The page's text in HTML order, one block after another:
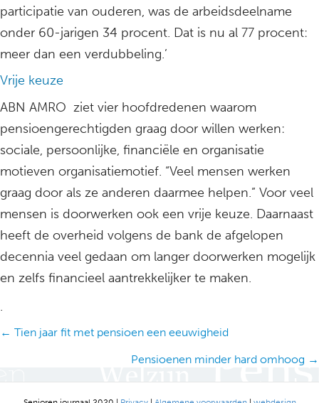
participatie van ouderen, was de arbeidsdeelname
onder 60-jarigen 34 procent. Dat is nu al 77 procent:
meer dan een verdubbeling.’
Vrije keuze
ABN AMRO ziet vier hoofdredenen waarom
pensioengerechtigden graag door willen werken:
sociale, persoonlijke, financiële en organisatie
motieven organisatiemotief. “Veel mensen werken
graag door als ze anderen daarmee helpen.” Voor veel
mensen is doorwerken ook een vrije keuze. Daarnaast
heeft de overheid volgens de bank de afgelopen
decennia veel gedaan om langer doorwerken mogelijk
en zelfs financieel aantrekkelijker te maken.
.
Posts
← Tien jaar fit met pensioen een eeuwigheid
Pensioenen minder hard omhoog →